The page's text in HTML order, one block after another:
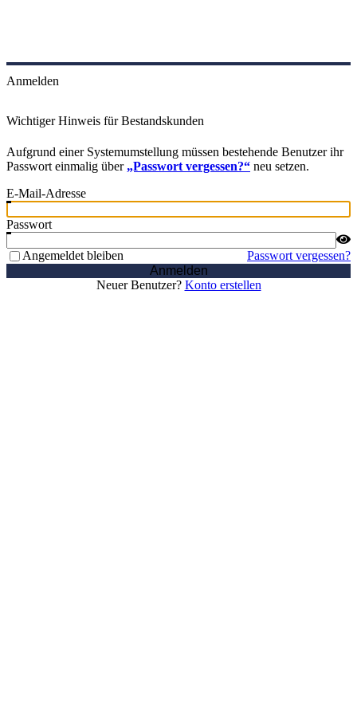
Anmelden
Wichtiger Hinweis für Bestandskunden
Aufgrund einer Systemumstellung müssen bestehende Benutzer ihr
Passwort einmalig über „Passwort vergessen?“ neu setzen.
E-Mail-Adresse
Passwort
Angemeldet bleiben
Passwort vergessen?
Anmelden
Neuer Benutzer? Konto erstellen